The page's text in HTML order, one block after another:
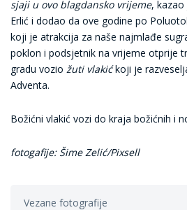
sjaji u ovo blagdansko vrijeme, kazao
Erlić i dodao da ove godine po
koji je atrakcija za naše najmlađe
poklon i podsjetnik na vrijeme otprije
gradu vozio žuti vlakićkoji je
Adventa.
Božićni vlakić vozi do kraja božićnih i
fotogafije: Šime Zelić/Pixsell
Vezane fotografije